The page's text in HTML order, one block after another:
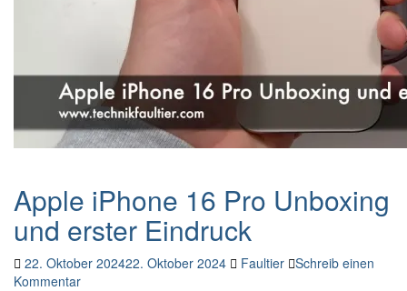
Apple iPhone 16 Pro Unboxing
und erster Eindruck
22. Oktober 202422. Oktober 2024 Faultier Schreib einen
Kommentar